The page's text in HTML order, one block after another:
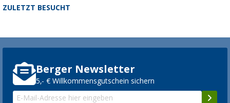
ZULETZT BESUCHT
Berger Newsletter
5,- € Willkommensgutschein sichern